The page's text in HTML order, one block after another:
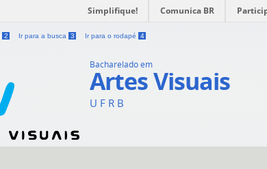
Simplifique! Comunica BR
2 Ir para a busca 3 Ir para o rodapé 4
Bacharelado em
Artes Visuais
U F R B